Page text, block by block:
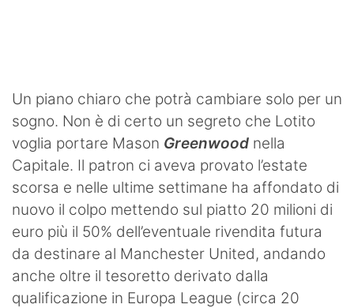
Un piano chiaro che potrà cambiare solo per un
sogno. Non è di certo un segreto che Lotito
voglia portare Mason Greenwood nella
Capitale. Il patron ci aveva provato l’estate
scorsa e nelle ultime settimane ha affondato di
nuovo il colpo mettendo sul piatto 20 milioni di
euro più il 50% dell’eventuale rivendita futura
da destinare al Manchester United, andando
anche oltre il tesoretto derivato dalla
qualificazione in Europa League (circa 20